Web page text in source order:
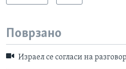
Поврзано
Израел се согласи на